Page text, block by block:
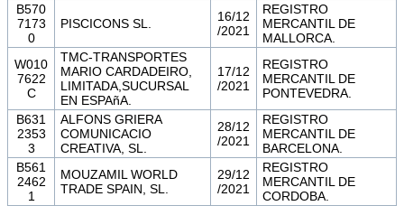
B570
7173
0
PISCICONS SL.
16/12
/2021
REGISTRO
MERCANTIL DE
MALLORCA.
W010
7622
C
TMC-TRANSPORTES
MARIO CARDADEIRO,
LIMITADA,SUCURSAL
EN ESPAñA.
17/12
/2021
REGISTRO
MERCANTIL DE
PONTEVEDRA.
B631
2353
3
ALFONS GRIERA
COMUNICACIO
CREATIVA, SL.
28/12
/2021
REGISTRO
MERCANTIL DE
BARCELONA.
B561
2462
1
MOUZAMIL WORLD
TRADE SPAIN, SL.
29/12
/2021
REGISTRO
MERCANTIL DE
CORDOBA.